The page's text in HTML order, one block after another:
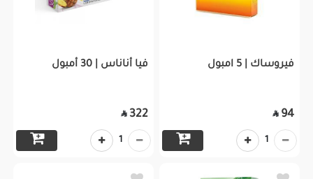
فيروساك | 5 امبول
94

1
فيا أناناس | 30 أمبول
322

1